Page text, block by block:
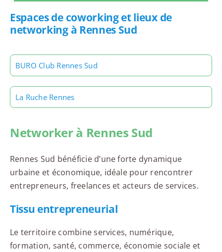
Espaces de coworking et lieux de
networking à Rennes Sud
BURO Club Rennes Sud
La Ruche Rennes
Networker à Rennes Sud
Rennes Sud bénéficie d’une forte dynamique
urbaine et économique, idéale pour rencontrer
entrepreneurs, freelances et acteurs de services.
Tissu entrepreneurial
Le territoire combine services, numérique,
formation, santé, commerce, économie sociale et